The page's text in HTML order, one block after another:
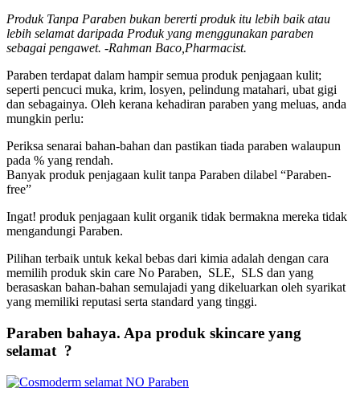
Produk Tanpa Paraben bukan bererti produk itu lebih baik atau
lebih selamat daripada Produk yang menggunakan paraben
sebagai pengawet. -Rahman Baco,Pharmacist.
Paraben terdapat dalam hampir semua produk penjagaan kulit;
seperti pencuci muka, krim, losyen, pelindung matahari, ubat gigi
dan sebagainya. Oleh kerana kehadiran paraben yang meluas, anda
mungkin perlu:
Periksa senarai bahan-bahan dan pastikan tiada paraben walaupun
pada % yang rendah.
Banyak produk penjagaan kulit tanpa Paraben dilabel “Paraben-
free”
Ingat! produk penjagaan kulit organik tidak bermakna mereka tidak
mengandungi Paraben.
Pilihan terbaik untuk kekal bebas dari kimia adalah dengan cara
memilih produk skin care No Paraben, SLE, SLS dan yang
berasaskan bahan-bahan semulajadi yang dikeluarkan oleh syarikat
yang memiliki reputasi serta standard yang tinggi.
Paraben bahaya. Apa produk skincare yang
selamat ?